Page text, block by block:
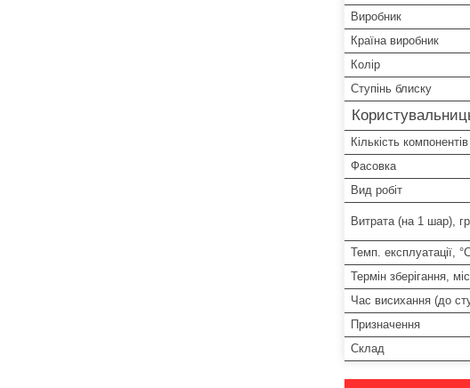
Виробник
Країна виробник
Колір
Ступінь блиску
Кількість компонентів
Фасовка
Вид робіт
Витрата (на 1 шар),
Темп. експлуатації,
Термін зберігання, міс
Час висихання (до
Призначення
Склад